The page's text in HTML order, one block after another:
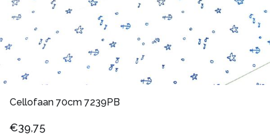
Cellofaan 70cm 7239PB
€39,75